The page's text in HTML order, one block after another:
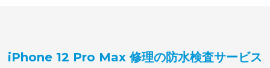
iPhone 12 Pro Max 修理の防水検査サービス